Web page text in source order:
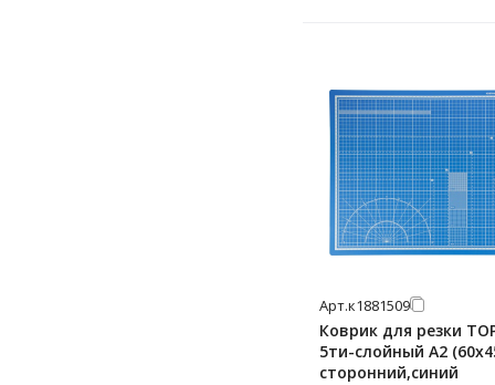
Арт.к1881509
Коврик для резки
5ти-слойный А2
сторонний,синий